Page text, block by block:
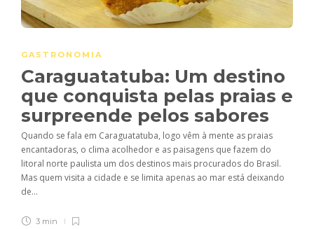
GASTRONOMIA
Caraguatatuba: Um destino
que conquista pelas praias e
surpreende pelos sabores
Quando se fala em Caraguatatuba, logo vêm à mente as praias
encantadoras, o clima acolhedor e as paisagens que fazem do
litoral norte paulista um dos destinos mais procurados do Brasil.
Mas quem visita a cidade e se limita apenas ao mar está deixando
de...
3 min